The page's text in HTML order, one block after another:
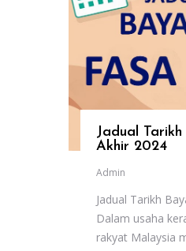
Jadual
Akhir 2024
Admin
Jadual Tarikh
Dalam usaha
rakyat Malaysia